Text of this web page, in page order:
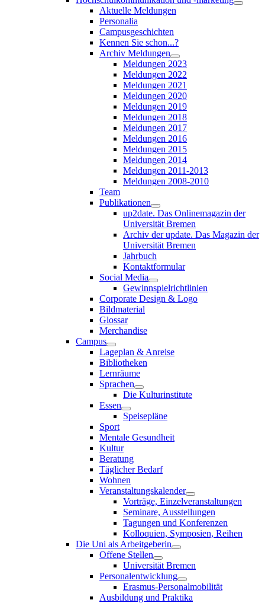
Aktuelle Meldungen
Personalia
Campusgeschichten
Kennen Sie schon...?
Archiv Meldungen
Meldungen 2023
Meldungen 2022
Meldungen 2021
Meldungen 2020
Meldungen 2019
Meldungen 2018
Meldungen 2017
Meldungen 2016
Meldungen 2015
Meldungen 2014
Meldungen 2011-2013
Meldungen 2008-2010
Team
Publikationen
up2date. Das Onlinemagazin der
Universität Bremen
Archiv der update. Das Magazin der
Universität Bremen
Jahrbuch
Kontaktformular
Social Media
Gewinnspielrichtlinien
Corporate Design & Logo
Bildmaterial
Glossar
Merchandise
Campus
Lageplan & Anreise
Bibliotheken
Lernräume
Sprachen
Die Kulturinstitute
Essen
Speisepläne
Sport
Mentale Gesundheit
Kultur
Beratung
Täglicher Bedarf
Wohnen
Veranstaltungskalender
Vorträge, Einzelveranstaltungen
Seminare, Ausstellungen
Tagungen und Konferenzen
Kolloquien, Symposien, Reihen
Die Uni als Arbeitgeberin
Offene Stellen
Universität Bremen
Personalentwicklung
Erasmus-Personalmobilität
Ausbildung und Praktika